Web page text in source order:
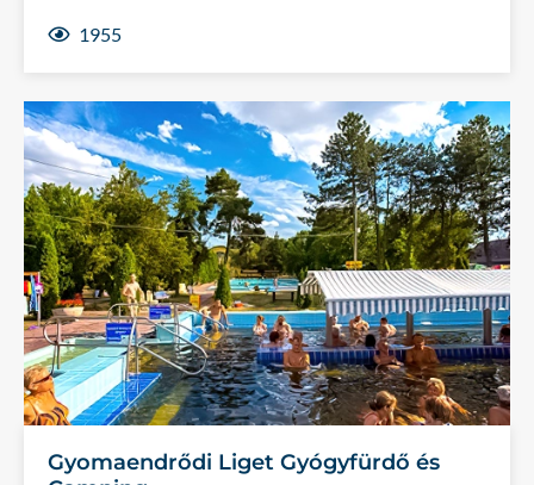
1955
Gyomaendrődi Liget Gyógyfürdő és